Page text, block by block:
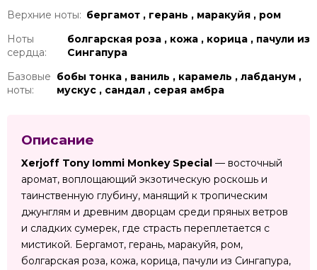
Верхние ноты: бергамот , герань , маракуйя , ром
Ноты
сердца:
болгарская роза , кожа , корица , пачули из
Сингапура
Базовые
ноты:
бобы тонка , ваниль , карамель , лабданум ,
мускус , сандал , серая амбра
Описание
Xerjoff Tony Iommi Monkey Special — восточный
аромат, воплощающий экзотическую роскошь и
таинственную глубину, манящий к тропическим
джунглям и древним дворцам среди пряных ветров
и сладких сумерек, где страсть переплетается с
мистикой. Бергамот, герань, маракуйя, ром,
болгарская роза, кожа, корица, пачули из Сингапура,